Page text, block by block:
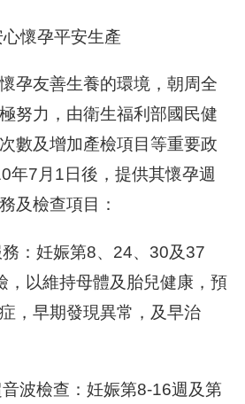
懷孕平安生產
孕友善生養的環境，朝周全
努力，由衛生福利部國民健
數及增加產檢項目等重要政
年7月1日後，提供其懷孕週
及檢查項目：
：妊娠第8、24、30及37
，以維持母體及胎兒健康，預
，早期發現異常，及早治
波檢查：妊娠第8-16週及第